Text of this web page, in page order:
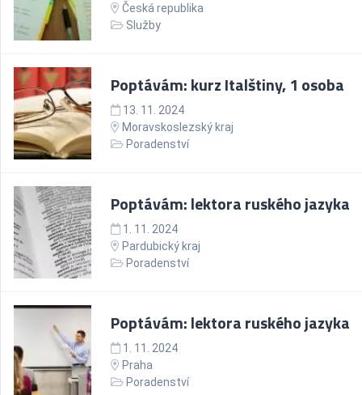
Česká republika
Služby
Poptávám: kurz Italštiny, 1 osoba
13. 11. 2024
Moravskoslezský kraj
Poradenství
Poptávám: lektora ruského jazyka
1. 11. 2024
Pardubický kraj
Poradenství
Poptávám: lektora ruského jazyka
1. 11. 2024
Praha
Poradenství